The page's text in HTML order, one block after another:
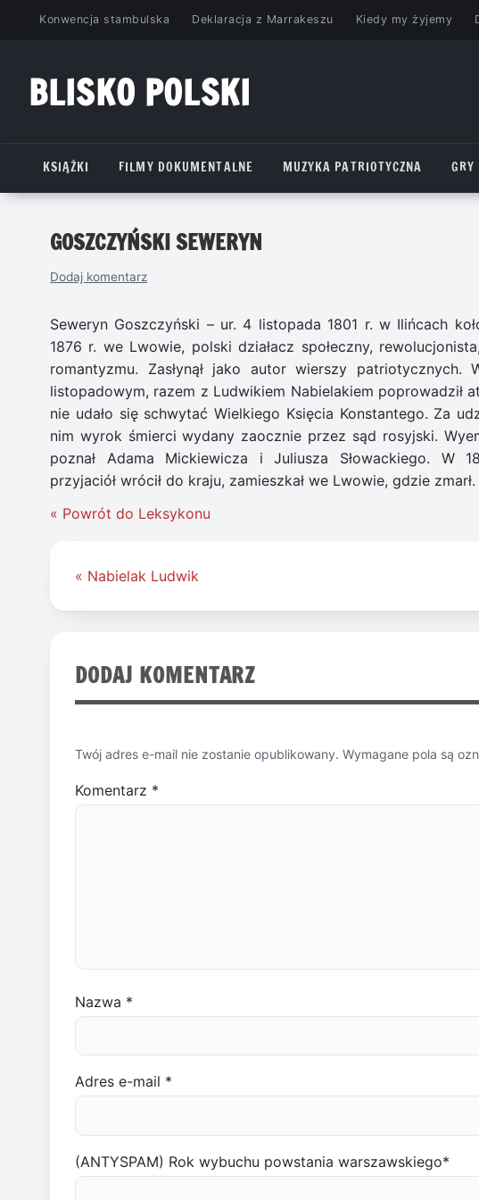
PrzejdźKonwencja stambulska Deklaracja z Marrakeszu Kiedy my żyjemy
BLISKO POLSKI
KSIĄŻKI
FILMY DOKUMENTALNE MUZYKA PATRIOTYCZNA GRY
GOSZCZYŃSKI SEWERYN
Dodaj komentarz
Seweryn Goszczyński – ur. 4 listopada 1801 r. w Ilińcach
1876 r. we Lwowie, polski działacz społeczny,
romantyzmu. Zasłynął jako autor wierszy patriotycznych.
listopadowym, razem z Ludwikiem Nabielakiem poprowadził
nie udało się schwytać Wielkiego Księcia Konstantego. Za
nim wyrok śmierci wydany zaocznie przez sąd rosyjski.
poznał Adama Mickiewicza i Juliusza Słowackiego. W
przyjaciół wrócił do kraju, zamieszkał we Lwowie, gdzie zmarł.
« Powrót do Leksykonu
Nawigacja
« Nabielak Ludwik
DODAJ KOMENTARZ
Twój adres e-mail nie zostanie opublikowany. Wymagane pola są
Komentarz *
Nazwa *
Adres e-mail *
(ANTYSPAM) Rok wybuchu powstania warszawskiego*